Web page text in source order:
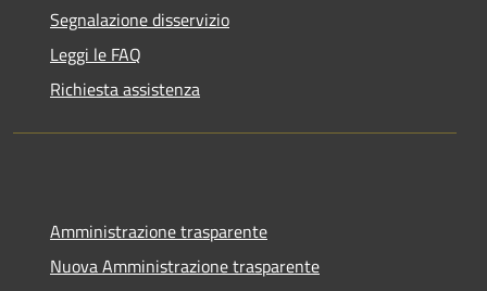
Segnalazione disservizio
Leggi le FAQ
Richiesta assistenza
Amministrazione trasparente
Nuova Amministrazione trasparente